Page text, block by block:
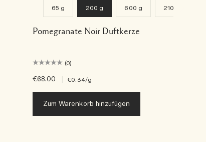
65 g 200 g 600 g 2100 g
Pomegranate Noir Duftkerze
(0)
€68.00 €0.34/g
Zum Warenkorb hinzufügen